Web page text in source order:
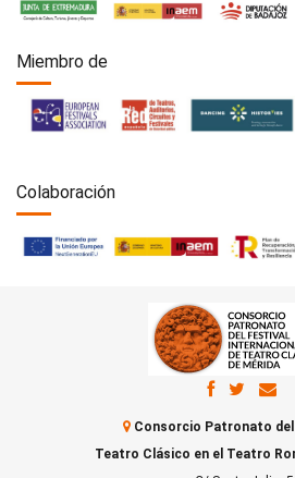
Miembro de
Colaboración
Consorcio Patronato del
Teatro Clásico en el Teatro